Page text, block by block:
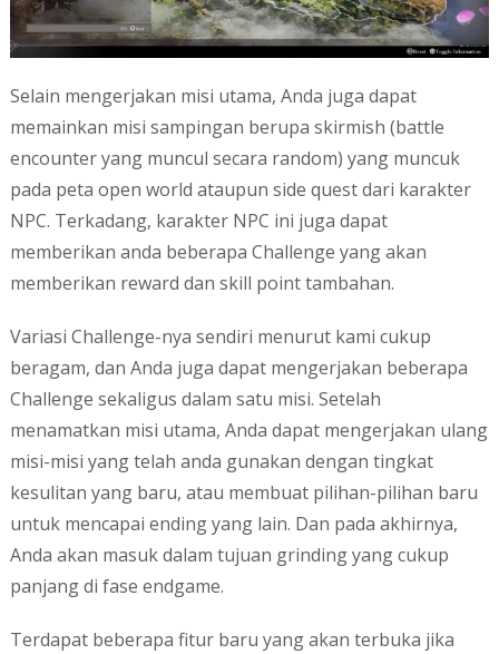
Selain mengerjakan misi utama, Anda juga dapat
memainkan misi sampingan berupa skirmish (battle
encounter yang muncul secara random) yang muncuk
pada peta open world ataupun side quest dari karakter
NPC. Terkadang, karakter NPC ini juga dapat
memberikan anda beberapa Challenge yang akan
memberikan reward dan skill point tambahan.
Variasi Challenge-nya sendiri menurut kami cukup
beragam, dan Anda juga dapat mengerjakan beberapa
Challenge sekaligus dalam satu misi. Setelah
menamatkan misi utama, Anda dapat mengerjakan ulang
misi-misi yang telah anda gunakan dengan tingkat
kesulitan yang baru, atau membuat pilihan-pilihan baru
untuk mencapai ending yang lain. Dan pada akhirnya,
Anda akan masuk dalam tujuan grinding yang cukup
panjang di fase endgame.
Terdapat beberapa fitur baru yang akan terbuka jika